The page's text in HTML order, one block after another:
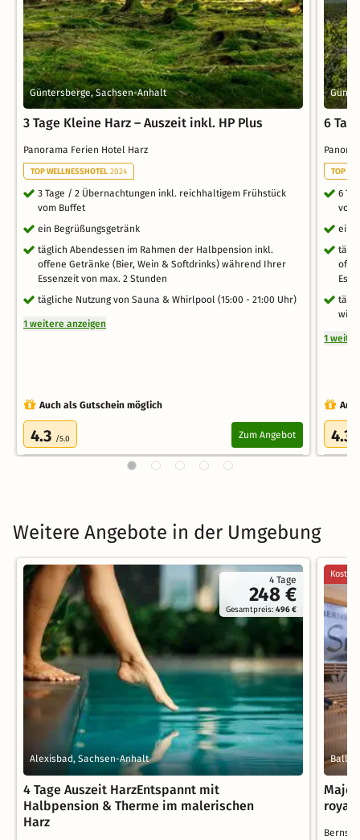
Güntersberge, Sachsen-Anhalt
3 Tage Kleine Harz – Auszeit inkl. HP Plus
Panorama Ferien Hotel Harz
TOP WELLNESSHOTEL 2024
3 Tage / 2 Übernachtungen inkl. reichhaltigem Frühstück
vom Buffet
ein Begrüßungsgetränk
täglich Abendessen im Rahmen der Halbpension inkl.
offene Getränke (Bier, Wein & Softdrinks) während Ihrer
Essenzeit von max. 2 Stunden
tägliche Nutzung von Sauna & Whirlpool (15:00 - 21:00 Uhr)
1 weitere anzeigen
Auch als Gutschein möglich
4.3 /5.0 Zum Angebot
6
TOP
6
vom
ein
1
4.3
Weitere Angebote in der Umgebung
4 Tage
248 €
Gesamtpreis:496 €
Alexisbad, Sachsen-Anhalt
4 Tage Auszeit HarzEntspannt mit
Halbpension & Therme im malerischen
Harz